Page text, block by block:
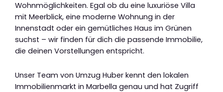
Wohnmöglichkeiten. Egal ob du eine luxuriöse Villa
mit Meerblick, eine moderne Wohnung in der
Innenstadt oder ein gemütliches Haus im Grünen
suchst – wir finden für dich die passende Immobilie,
die deinen Vorstellungen entspricht.
Unser Team von Umzug Huber kennt den lokalen
Immobilienmarkt in Marbella genau und hat Zugriff